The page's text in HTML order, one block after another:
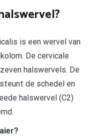
is een wervel van
De cervicale
halswervels. De
de schedel en
halswervel (C2)